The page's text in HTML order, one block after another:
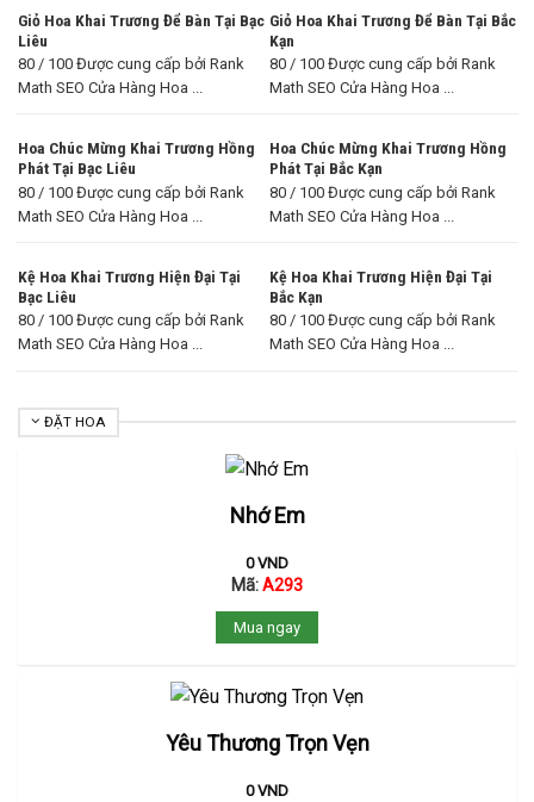
Giỏ Hoa Khai Trương Để Bàn Tại Bạc
Liêu
80 / 100 Được cung cấp bởi Rank
Math SEO Cửa Hàng Hoa ...
Giỏ Hoa Khai Trương Để Bàn Tại Bắc
Kạn
80 / 100 Được cung cấp bởi Rank
Math SEO Cửa Hàng Hoa ...
Hoa Chúc Mừng Khai Trương Hồng
Phát Tại Bạc Liêu
80 / 100 Được cung cấp bởi Rank
Math SEO Cửa Hàng Hoa ...
Hoa Chúc Mừng Khai Trương Hồng
Phát Tại Bắc Kạn
80 / 100 Được cung cấp bởi Rank
Math SEO Cửa Hàng Hoa ...
Kệ Hoa Khai Trương Hiện Đại Tại
Bạc Liêu
80 / 100 Được cung cấp bởi Rank
Math SEO Cửa Hàng Hoa ...
Kệ Hoa Khai Trương Hiện Đại Tại
Bắc Kạn
80 / 100 Được cung cấp bởi Rank
Math SEO Cửa Hàng Hoa ...
ĐẶT HOA
Nhớ Em
0VND
Mã:A293
Mua ngay
Yêu Thương Trọn Vẹn
0VND